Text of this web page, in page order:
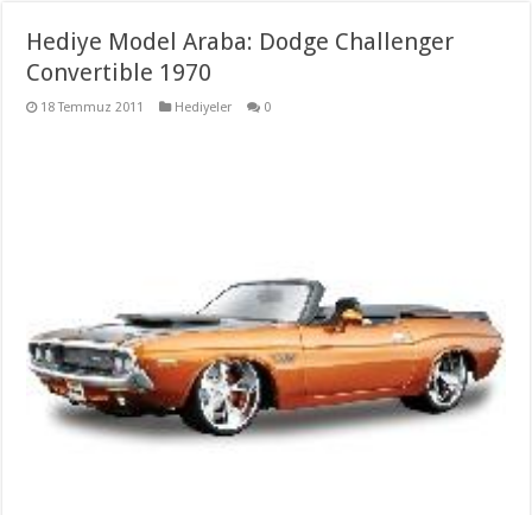
Hediye Model Araba: Dodge Challenger
Convertible 1970
18 Temmuz 2011 Hediyeler 0